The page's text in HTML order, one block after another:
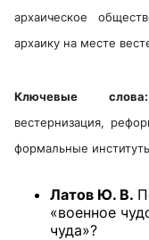
архаическое
архаику на месте
Ключевые слова:
вестернизация,
формальные
Латов Ю. В.
«военное
чуда»?